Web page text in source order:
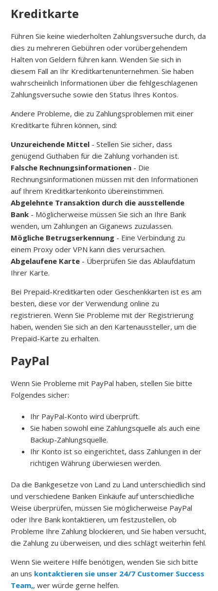
Kreditkarte
Führen Sie keine wiederholten Zahlungsversuche durch, da
dies zu mehreren Gebühren oder vorübergehendem
Halten von Geldern führen kann. Wenden Sie sich in
diesem Fall an Ihr Kreditkartenunternehmen. Sie haben
wahrscheinlich Informationen über die fehlgeschlagenen
Zahlungsversuche sowie den Status Ihres Kontos.
Andere Probleme, die zu Zahlungsproblemen mit einer
Kreditkarte führen können, sind:
Unzureichende Mittel - Stellen Sie sicher, dass
genügend Guthaben für die Zahlung vorhanden ist.
Falsche Rechnungsinformationen - Die
Rechnungsinformationen müssen mit den Informationen
auf Ihrem Kreditkartenkonto übereinstimmen.
Abgelehnte Transaktion durch die ausstellende
Bank - Möglicherweise müssen Sie sich an Ihre Bank
wenden, um Zahlungen an Giganews zuzulassen.
Mögliche Betrugserkennung - Eine Verbindung zu
einem Proxy oder VPN kann dies verursachen.
Abgelaufene Karte - Überprüfen Sie das Ablaufdatum
Ihrer Karte.
Bei Prepaid-Kreditkarten oder Geschenkkarten ist es am
besten, diese vor der Verwendung online zu
registrieren. Wenn Sie Probleme mit der Registrierung
haben, wenden Sie sich an den Kartenaussteller, um die
Prepaid-Karte zu erhalten.
PayPal
Wenn Sie Probleme mit PayPal haben, stellen Sie bitte
Folgendes sicher:
Ihr PayPal-Konto wird überprüft.
Sie haben sowohl eine Zahlungsquelle als auch eine
Backup-Zahlungsquelle.
Ihr Konto ist so eingerichtet, dass Zahlungen in der
richtigen Währung überwiesen werden.
Da die Bankgesetze von Land zu Land unterschiedlich sind
und verschiedene Banken Einkäufe auf unterschiedliche
Weise überprüfen, müssen Sie möglicherweise PayPal
oder Ihre Bank kontaktieren, um festzustellen, ob
Probleme Ihre Zahlung blockieren, und Sie haben versucht,
die Zahlung zu überweisen, und dies schlägt weiterhin fehl.
Wenn Sie weitere Hilfe benötigen, wenden Sie sich bitte
an uns kontaktieren sie unser 24/7 Customer Success
Team,, wer würde gerne helfen.